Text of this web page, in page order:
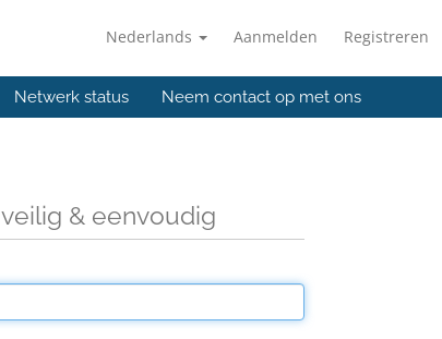
Nederlands Aanmelden Registreren
Netwerk status Neem contact op met ons
veilig & eenvoudig